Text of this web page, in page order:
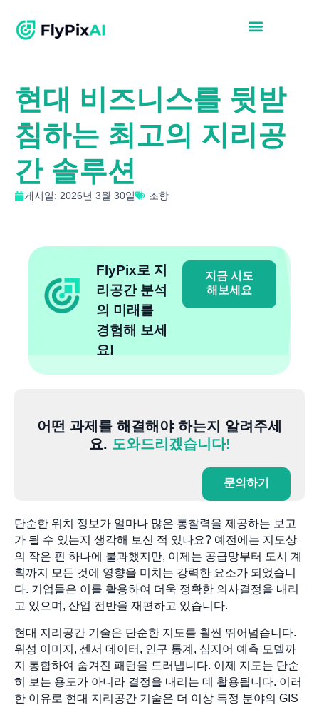
현대 비즈니스를 뒷받
침하는 최고의 지리공
간 솔루션
게시일: 2026년 3월 30일 조항
FlyPix로 지
리공간 분석
의 미래를
경험해 보세
요!
지금 시도
해보세요
어떤 과제를 해결해야 하는지 알려주세
요. 도와드리겠습니다!
문의하기
단순한 위치 정보가 얼마나 많은 통찰력을 제공하는 보고
가 될 수 있는지 생각해 보신 적 있나요? 예전에는 지도상
의 작은 핀 하나에 불과했지만, 이제는 공급망부터 도시 계
획까지 모든 것에 영향을 미치는 강력한 요소가 되었습니
다. 기업들은 이를 활용하여 더욱 정확한 의사결정을 내리
고 있으며, 산업 전반을 재편하고 있습니다.
현대 지리공간 기술은 단순한 지도를 훨씬 뛰어넘습니다.
위성 이미지, 센서 데이터, 인구 통계, 심지어 예측 모델까
지 통합하여 숨겨진 패턴을 드러냅니다. 이제 지도는 단순
히 보는 용도가 아니라 결정을 내리는 데 활용됩니다. 이러
한 이유로 현대 지리공간 기술은 더 이상 특정 분야의 GIS